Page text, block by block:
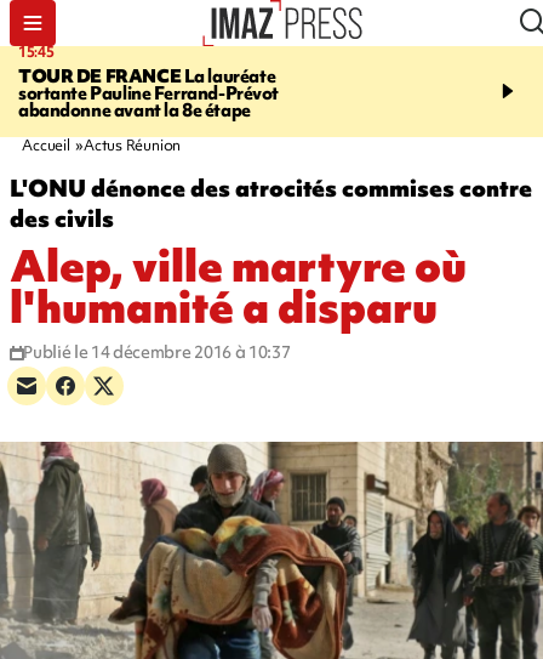
15:45
TOUR DE FRANCELa lauréate
sortante Pauline Ferrand-Prévot
abandonne avant la 8e étape
20:17
routière, concours de
Accueil Actus Réunion
L'ONU dénonce des atrocités commises contre
des civils
Alep, ville martyre où
l'humanité a disparu
Publié le 14 décembre 2016 à 10:37